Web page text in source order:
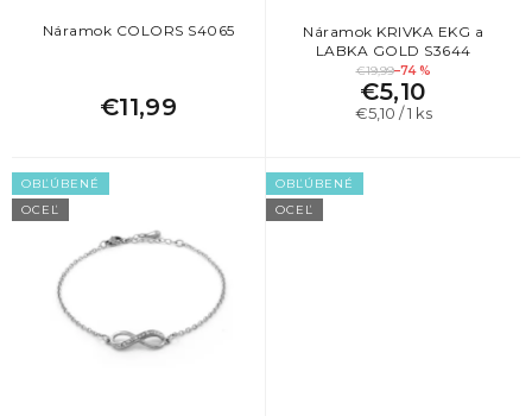
Náramok COLORS S4065
€11,99
Náramok KRIVKA EKG a
LABKA GOLD S3644
€19,99–74 %
€5,10
Jednotková
€5,10 / 1 ks
OBĽÚBENÉ
OCEĽ
OBĽÚBENÉ
OCEĽ